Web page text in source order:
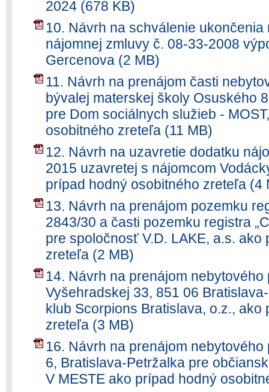
2024 (678 KB)
10. Návrh na schválenie
nájomnej zmluvy č. 08-33-2008
Gercenova (2 MB)
11. Návrh na prenájom časti
bývalej materskej školy Osuského
pre Dom sociálnych služieb -
osobitného zreteľa (11 MB)
12. Návrh na uzavretie dodatku
2015 uzavretej s nájomcom
prípad hodný osobitného zreteľa (4
13. Návrh na prenájom pozemku
2843/30 a časti pozemku registra
pre spoločnosť V.D. LAKE, a.s.
zreteľa (2 MB)
14. Návrh na prenájom nebytového
Vyšehradskej 33, 851 06
klub Scorpions Bratislava, o.z.,
zreteľa (3 MB)
16. Návrh na prenájom
6, Bratislava-Petržalka pre
V MESTE ako prípad hodný